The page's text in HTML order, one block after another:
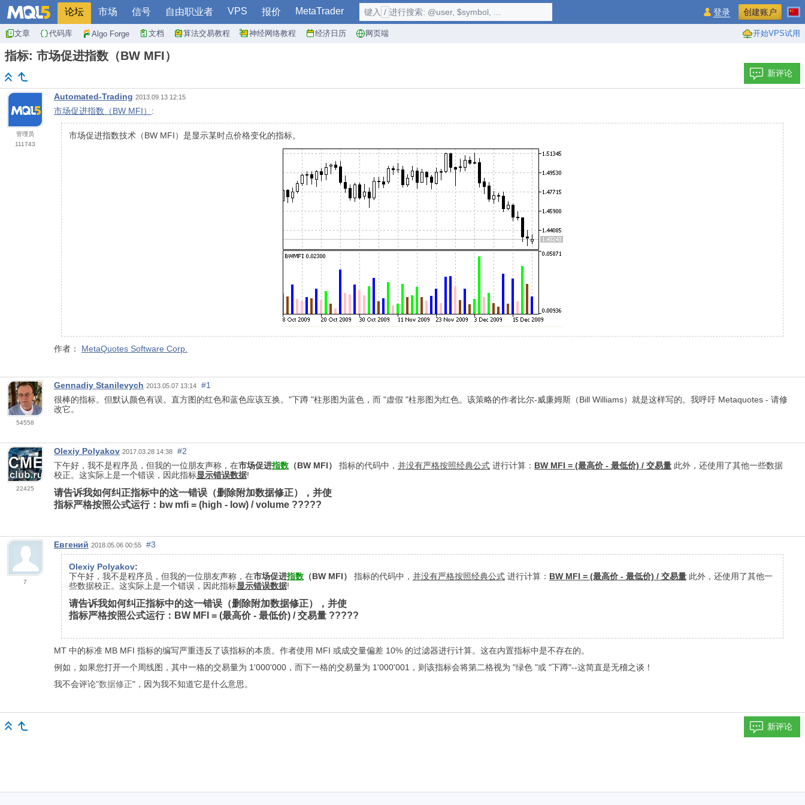
论坛 市场 信号 自由职业者 VPS 报价 MetaTrader
文章 代码库 Algo Forge 文档 算法交易教程 神经网络教程 经济日历 网页端 开始VPS试用
键入 / 进行搜索: @user, $symbol, ... 登录 创建账户
指标: 市场促进指数（BW MFI）
新评论
管理员
111743
Automated-Trading 2013.09.13 12:15
市场促进指数（BW MFI） :
市场促进指数技术（BW MFI）是显示某时点价格变化的指标。
作者： MetaQuotes Software Corp.
54558
Gennadiy Stanilevych 2013.05.07 13:14
#1
很棒的指标。但默认颜色有误。直方图的红色和蓝色应该互换。"下蹲 "柱形图为蓝色，而 "虚假 "柱形图为红色。该策略的作者比尔-威廉姆斯（Bill Williams）就是这样写的。我呼吁 Metaquotes - 请修
改它。
22425
Olexiy Polyakov 2017.03.28 14:38
#2
下午好，我不是程序员，但我的一位朋友声称，在市场促进指数 （BW MFI） 指标的代码中， 并没有严格按照经典公式 进行计算： BW MFI = (最高价 - 最低价) / 交易量 此外，还使用了其他一些数据
校正。这实际上是一个错误，因此指标显示错误数据!
请告诉我如何纠正指标中的这一错误（删除附加数据修正），并使
指标严格按照公式运行：bw mfi = (high - low) / volume ?????
7
Евгений 2018.05.06 00:55 #3
Olexiy Polyakov:
下午好，我不是程序员，但我的一位朋友声称，在市场促进指数 （BW MFI） 指标的代码中， 并没有严格按照经典公式 进行计算： BW MFI = (最高价 - 最低价) / 交易量 此外，还使用了其他一
些数据校正。这实际上是一个错误，因此指标显示错误数据!
请告诉我如何纠正指标中的这一错误（删除附加数据修正），并使
指标严格按照公式运行：BW MFI = (最高价 - 最低价) / 交易量 ?????
MT 中的标准 MB MFI 指标的编写严重违反了该指标的本质。作者使用 MFI 或成交量偏差 10% 的过滤器进行计算。这在内置指标中是不存在的。
例如，如果您打开一个周线图，其中一格的交易量为 1'000'000，而下一格的交易量为 1'000'001，则该指标会将第二格视为 "绿色 "或 "下蹲"--这简直是无稽之谈！
我不会评论"数据修正"，因为我不知道它是什么意思。
新评论